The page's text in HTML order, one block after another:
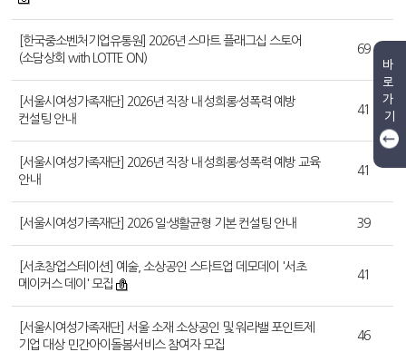
[한국중소벤처기업유통원] 2026년 스마트 플래그십 스토어
(소담상회 with LOTTE ON)
69
[서울시여성가족재단] 2026년 직장 내 성희롱·성폭력 예방
컨설팅 안내
41
[서울시여성가족재단] 2026년 직장 내 성희롱·성폭력 예방 교육
안내
41
[서울시여성가족재단] 2026 일·생활균형 기본 컨설팅 안내 39
[서초창업스테이션] 예술, 소상공인 스타트업 데모데이 '서초
메이커스 데이' 모집
41
[서울시여성가족재단] 서울 소재 소상공인 및 워라밸 포인트제
기업 대상 민간아이돌봄서비스 참여자 모집
46
바
로
가
기